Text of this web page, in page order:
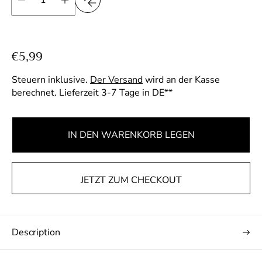
R
e
g
l
r
e
P
r
e
i
€5,99
Steuern inklusive. Der Versandwird an der Kasse
berechnet. Lieferzeit 3-7 Tage in DE**
IN DEN WARENKORB LEGEN
JETZT ZUM CHECKOUT
Description